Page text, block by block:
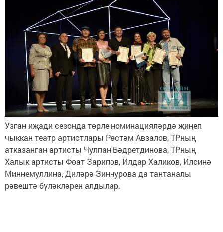
Узган иҗади сезонда төрле номинацияләрдә җиңеп
чыккан театр артистлары Рөстәм Авзалов, ТРның
атказанган артисты Чулпан Бәдретдинова, ТРның
Халык артисты Фоат Зарипов, Илдар Халиков, Илсинә
Миннемуллина, Диләрә Зиннурова да тантаналы
рәвештә бүләкләрен алдылар.